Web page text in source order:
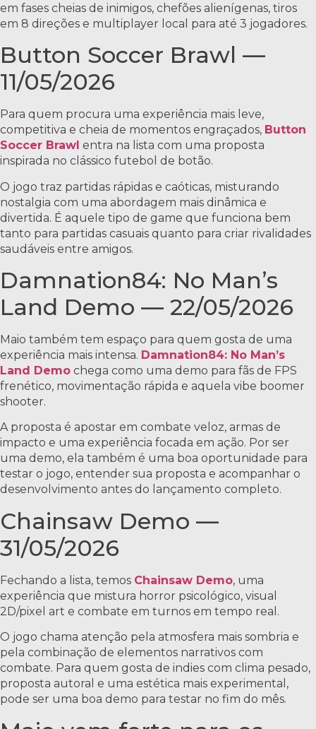
em fases cheias de inimigos, chefões alienígenas, tiros
em 8 direções e multiplayer local para até 3 jogadores.
Button Soccer Brawl —
11/05/2026
Para quem procura uma experiência mais leve,
competitiva e cheia de momentos engraçados, Button
Soccer Brawl entra na lista com uma proposta
inspirada no clássico futebol de botão.
O jogo traz partidas rápidas e caóticas, misturando
nostalgia com uma abordagem mais dinâmica e
divertida. É aquele tipo de game que funciona bem
tanto para partidas casuais quanto para criar rivalidades
saudáveis entre amigos.
Damnation84: No Man’s
Land Demo — 22/05/2026
Maio também tem espaço para quem gosta de uma
experiência mais intensa. Damnation84: No Man’s
Land Demo chega como uma demo para fãs de FPS
frenético, movimentação rápida e aquela vibe boomer
shooter.
A proposta é apostar em combate veloz, armas de
impacto e uma experiência focada em ação. Por ser
uma demo, ela também é uma boa oportunidade para
testar o jogo, entender sua proposta e acompanhar o
desenvolvimento antes do lançamento completo.
Chainsaw Demo —
31/05/2026
Fechando a lista, temos Chainsaw Demo, uma
experiência que mistura horror psicológico, visual
2D/pixel art e combate em turnos em tempo real.
O jogo chama atenção pela atmosfera mais sombria e
pela combinação de elementos narrativos com
combate. Para quem gosta de indies com clima pesado,
proposta autoral e uma estética mais experimental,
pode ser uma boa demo para testar no fim do mês.